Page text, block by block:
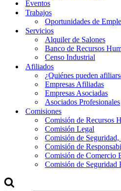
Eventos
Trabajos
Oportunidades de
Servicios
Alquiler de Salones
Banco de Recursos
Censo Industrial
Afiliados
¿Quiénes pueden
Empresas Afiliadas
Empresas Asociadas
Asociados Profesionales
Comisiones
Comisión de Recursos
Comisión Legal
Comisión de
Comisión de
Comisión de Comercio
Comisión de Seguridad